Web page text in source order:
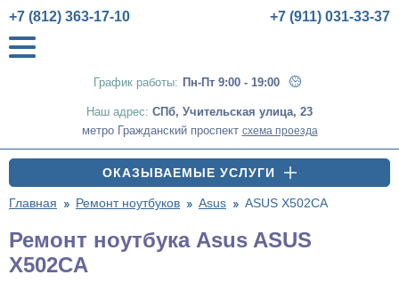
График работы: Пн-Пт 9:00 - 19:00
+7 (812) 363-17-10 +7 (911) 031-33-37
Наш адрес: СПб, Учительская улица, 23
метро Гражданский проспект схема проезда
ОКАЗЫВАЕМЫЕ УСЛУГИ
Главная Ремонт ноутбуков Asus ASUS X502CA
Ремонт ноутбука Asus ASUS
X502CA